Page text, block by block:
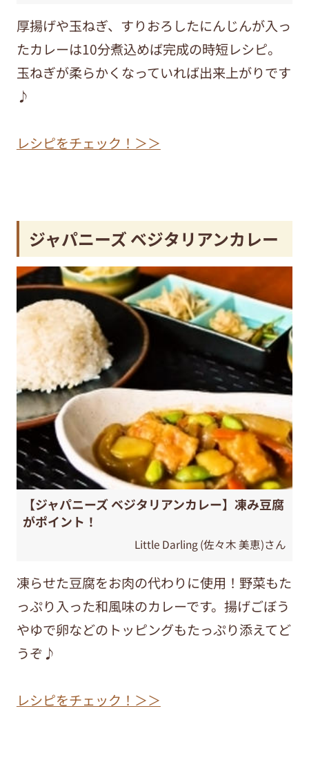
厚揚げや玉ねぎ、すりおろしたにんじんが入っ
たカレーは10分煮込めば完成の時短レシピ。
玉ねぎが柔らかくなっていれば出来上がりです
♪
レシピをチェック！＞＞
ジャパニーズ ベジタリアンカレー
【ジャパニーズ ベジタリアンカレー】凍み豆腐
がポイント！
Little Darling (佐々木 美恵)さん
凍らせた豆腐をお肉の代わりに使用！野菜もた
っぷり入った和風味のカレーです。揚げごぼう
やゆで卵などのトッピングもたっぷり添えてど
うぞ♪
レシピをチェック！＞＞